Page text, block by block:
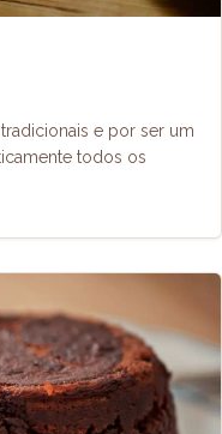
e por ser um
todos os